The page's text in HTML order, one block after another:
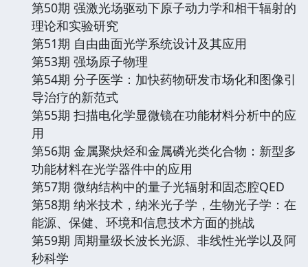
第50期 强激光场驱动下原子动力学和相干辐射的
理论和实验研究
第51期 自由曲面光学系统设计及其应用
第53期 强场原子物理
第54期 分子医学：加快药物研发市场化和图像引
导治疗的新范式
第55期 扫描电化学显微镜在功能材料分析中的应
用
第56期 金属聚炔烃和金属磷光类化合物：新型多
功能材料在光学器件中的应用
第57期 微纳结构中的量子光辐射和固态腔QED
第58期 纳米技术，纳米光子学，生物光子学：在
能源、保健、环境和信息技术方面的挑战
第59期 周期量级长波长光源、非线性光学以及阿
秒科学